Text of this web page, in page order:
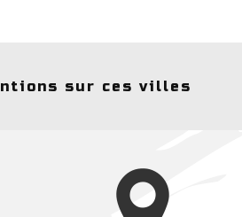
sur ces villes